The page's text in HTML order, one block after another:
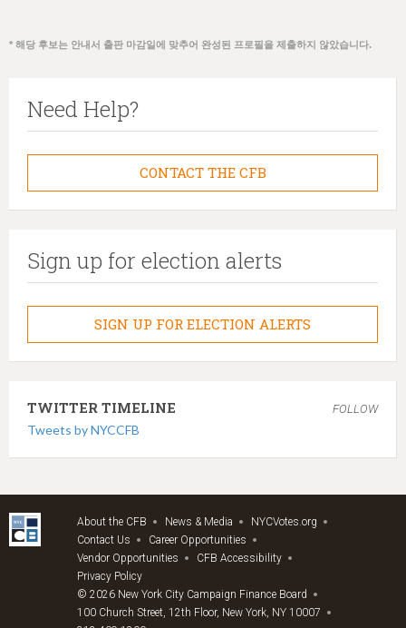
* 해당 후보는 안내서 출판 마감일에 맞추어 완성된 프로필을 제출하지 않았습니다.
Need Help?
CONTACT THE CFB
Sign up for election alerts
SIGN UP FOR ELECTION ALERTS
TWITTER TIMELINE FOLLOW
Tweets by NYCCFB
About the CFB News & Media
NYCVotes.org
Contact Us
Career Opportunities
Vendor Opportunities
CFB Accessibility
Privacy Policy
© 2026 New York City Campaign Finance Board
100 Church Street, 12th Floor, New York, NY 10007